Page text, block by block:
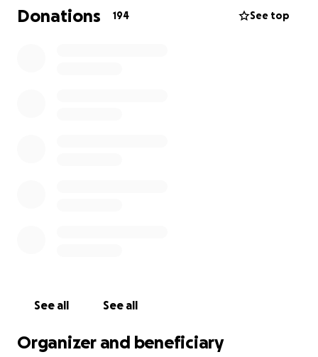
Führerschein zu machen und ganz einfach die
Lebenskosten zu decken, bis sich das Leben der drei
Donations 194 See top
See all See all
Organizer and beneficiary